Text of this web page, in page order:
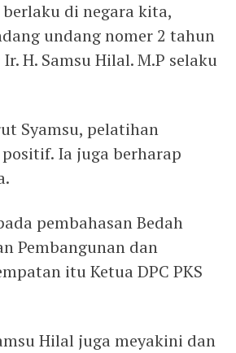
di negara kita,
undang nomer 2 tahun
H. Samsu Hilal. M.P selaku
Syamsu, pelatihan
Ia juga berharap
pembahasan Bedah
Pembangunan dan
itu Ketua DPC PKS
Hilal juga meyakini dan